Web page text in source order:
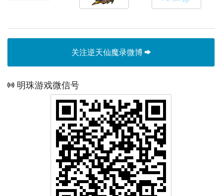
关注逆天仙魔录微博
明珠游戏微信号